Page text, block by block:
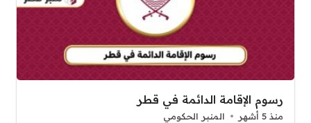
رسوم الإقامة الدائمة في قطر
منذ 5 أشهر المنبر الحكومي